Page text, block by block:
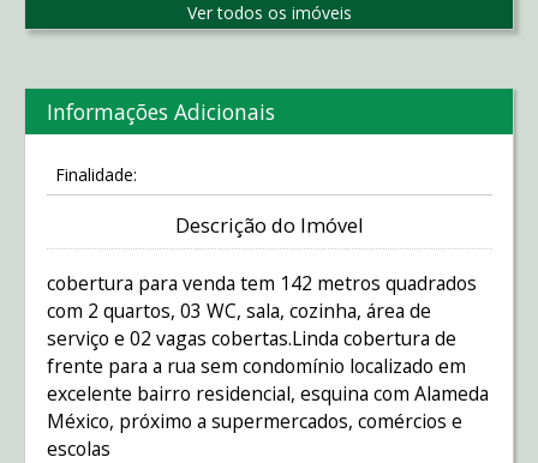
Ver todos os imóveis
Informações Adicionais
Finalidade:
Descrição do Imóvel
cobertura para venda tem 142 metros quadrados
com 2 quartos, 03 WC, sala, cozinha, área de
serviço e 02 vagas cobertas.Linda cobertura de
frente para a rua sem condomínio localizado em
excelente bairro residencial, esquina com Alameda
México, próximo a supermercados, comércios e
escolas